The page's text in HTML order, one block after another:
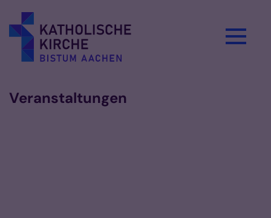
Veranstaltungen